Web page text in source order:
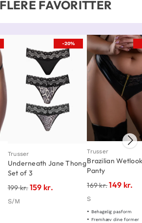
FAVORITTER
-20%
Trusser
Underneath Jane Thong
Set of 3
199kr.159 kr.
S/M
Trusser
Brazilian
Panty
169kr.149 kr.
S
Behagelig pasform
Fremhæv dine former